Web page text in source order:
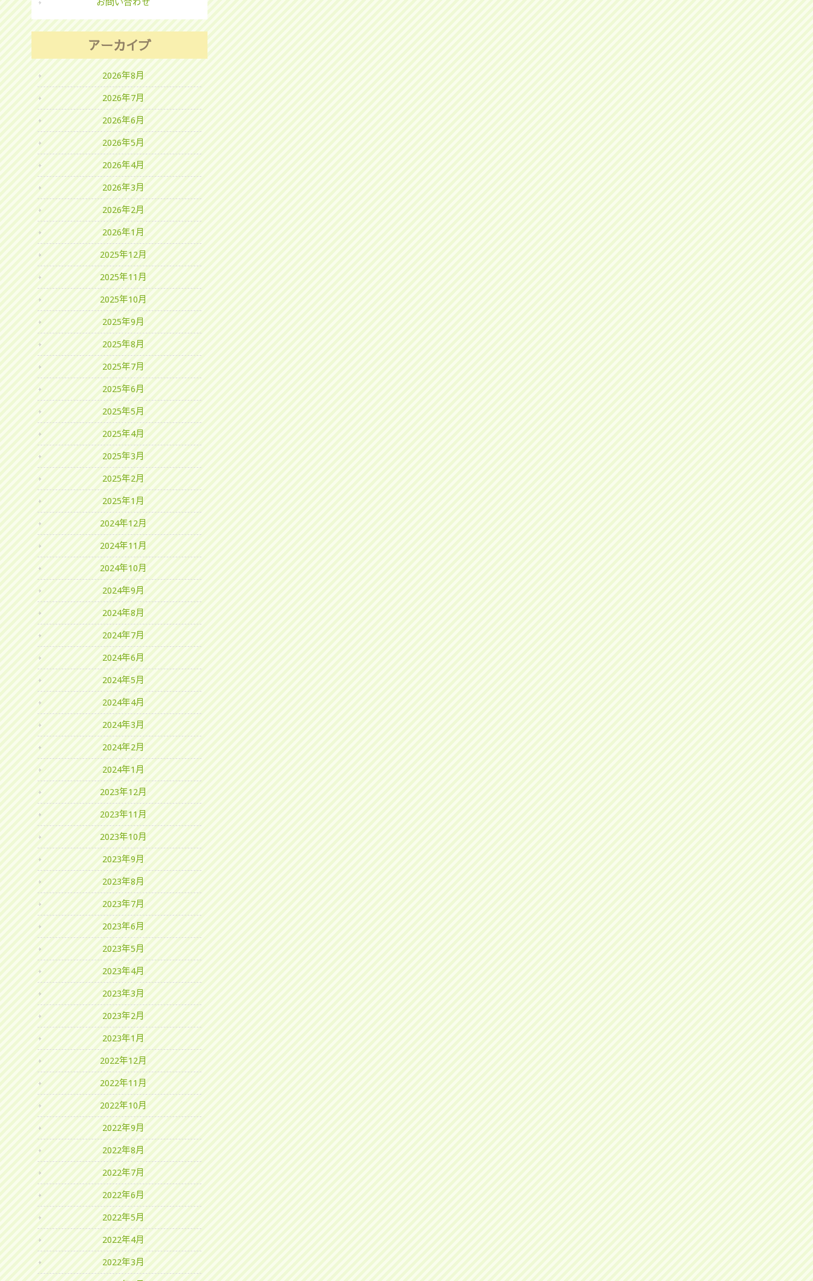
お問い合わせ
アーカイブ
2026年8月
2026年7月
2026年6月
2026年5月
2026年4月
2026年3月
2026年2月
2026年1月
2025年12月
2025年11月
2025年10月
2025年9月
2025年8月
2025年7月
2025年6月
2025年5月
2025年4月
2025年3月
2025年2月
2025年1月
2024年12月
2024年11月
2024年10月
2024年9月
2024年8月
2024年7月
2024年6月
2024年5月
2024年4月
2024年3月
2024年2月
2024年1月
2023年12月
2023年11月
2023年10月
2023年9月
2023年8月
2023年7月
2023年6月
2023年5月
2023年4月
2023年3月
2023年2月
2023年1月
2022年12月
2022年11月
2022年10月
2022年9月
2022年8月
2022年7月
2022年6月
2022年5月
2022年4月
2022年3月